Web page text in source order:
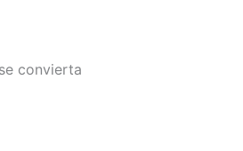
convierta